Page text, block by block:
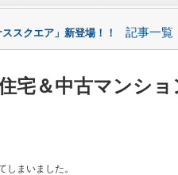
スクエア」新登場！！ 記事一覧
宅＆中古マンショ
しまいました。